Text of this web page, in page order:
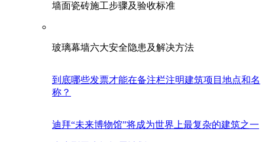
墙面瓷砖施工步骤及验收标准
玻璃幕墙六大安全隐患及解决方法
到底哪些发票才能在备注栏注明建筑项目地点和名
称？
迪拜“未来博物馆”将成为世界上最复杂的建筑之一